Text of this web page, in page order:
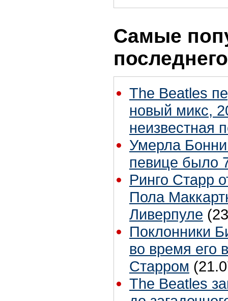
Самые
The Beatles
новый микс,
неизвестная
Умерла
певице было
Ринго Старр
Пола
Ливерпуле
Поклонники
во время его
Старром
The Beatles